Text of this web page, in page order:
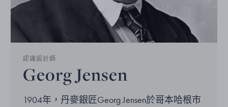
認識設計師
Georg Jensen
1904年，丹麥銀匠Georg Jensen於哥本哈根市